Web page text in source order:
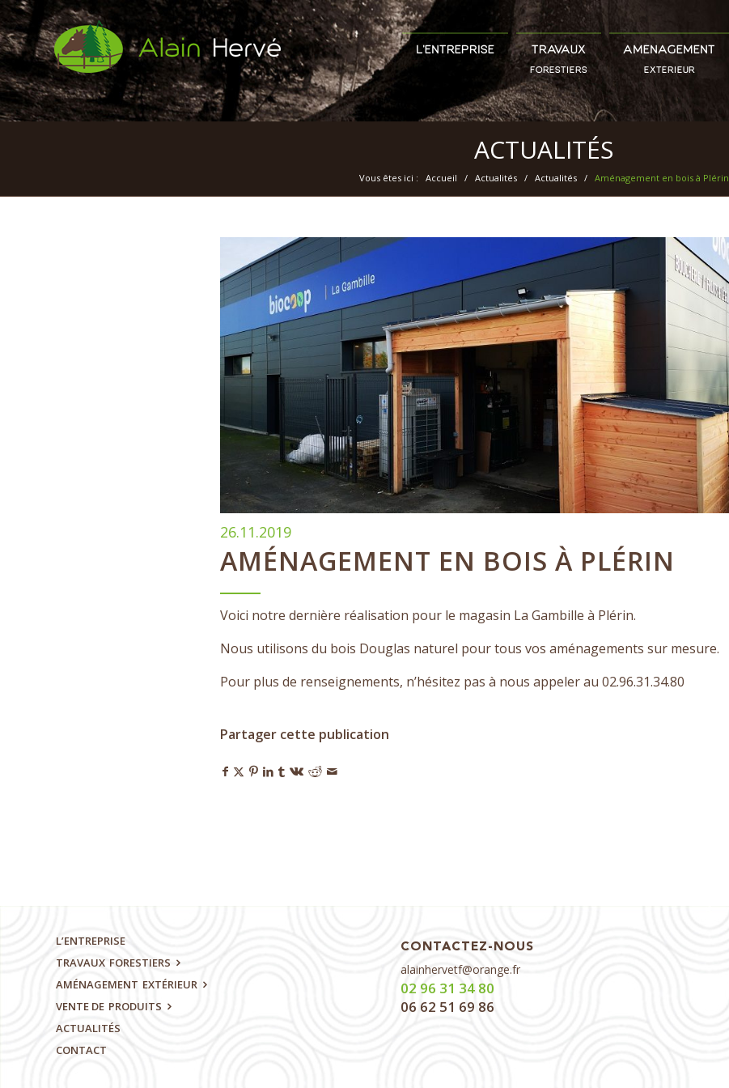
L’ENTREPRISE TRAVAUX
FORESTIERS
AMÉNAGEMENT
EXTÉRIEUR
ACTUALITÉS
Vous êtes ici : Accueil / Actualités / Actualités / Aménagement en bois à Plérin
26.11.2019
AMÉNAGEMENT EN BOIS À PLÉRIN
Voici notre dernière réalisation pour le magasin La Gambille à Plérin.
Nous utilisons du bois Douglas naturel pour tous vos aménagements sur mesure.
Pour plus de renseignements, n’hésitez pas à nous appeler au 02.96.31.34.80
Partager cette publication
L’ENTREPRISE
TRAVAUX FORESTIERS
AMÉNAGEMENT EXTÉRIEUR
VENTE DE PRODUITS
ACTUALITÉS
CONTACT
CONTACTEZ-NOUS
alainhervetf@orange.fr
02 96 31 34 80
06 62 51 69 86